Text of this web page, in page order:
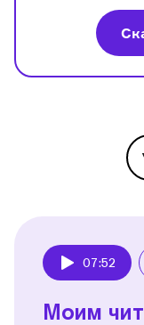
07:52
Моим